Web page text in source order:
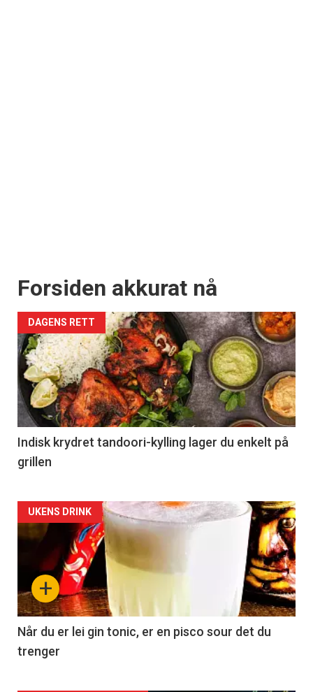
Forsiden akkurat nå
DAGENS RETT
Indisk krydret tandoori-kylling lager du enkelt på
grillen
Forsiden
akkurat
nå
-
2
+
UKENS DRINK
Når du er lei gin tonic, er en pisco sour det du
trenger